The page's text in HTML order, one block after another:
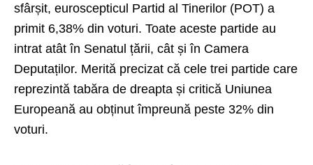
sfârșit, euroscepticul Partid al Tinerilor (POT) a
primit 6,38% din voturi. Toate aceste partide au
intrat atât în Senatul țării, cât și în Camera
Deputaților. Merită precizat că cele trei partide care
reprezintă tabăra de dreapta și critică Uniunea
Europeană au obținut împreună peste 32% din
voturi.